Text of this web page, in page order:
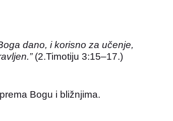
dano, i korisno za učenje,
(2.Timotiju 3:15–17.)
Bogu i bližnjima.